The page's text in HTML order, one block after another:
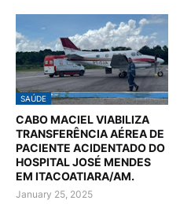
SAÚDE
CABO MACIEL VIABILIZA
TRANSFERÊNCIA AÉREA DE
PACIENTE ACIDENTADO DO
HOSPITAL JOSÉ MENDES
EM ITACOATIARA/AM.
January 25, 2025